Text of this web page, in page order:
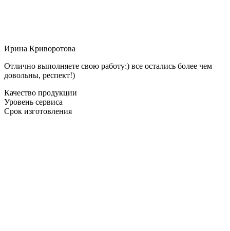
Ирина Криворотова
Отлично выполняете свою работу:) все остались более чем
довольны, респект!)
Качество продукции
Уровень сервиса
Срок изготовления